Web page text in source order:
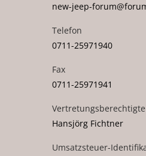
new-jeep-forum@for
Telefon
0711-25971940
Fax
0711-25971941
Vertretungsberechtigte
Hansjörg Fichtner
Umsatzsteuer-